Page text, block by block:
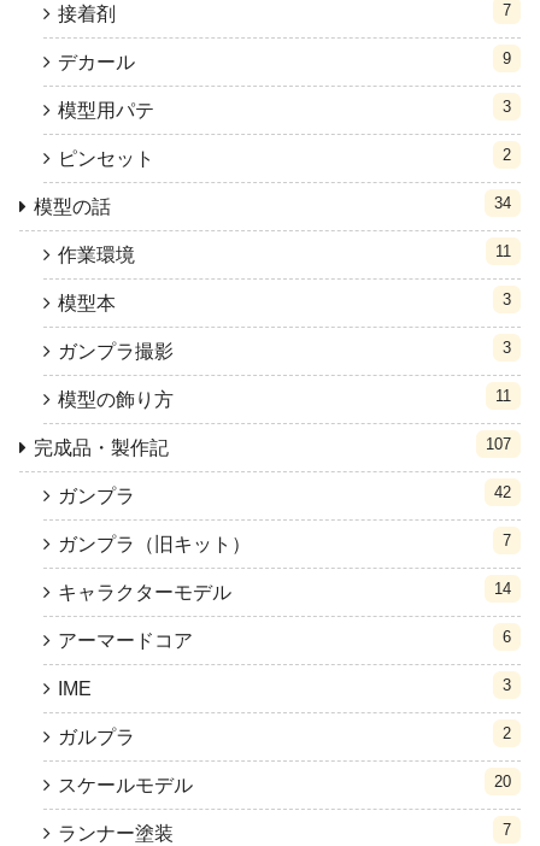
接着剤 7
デカール 9
模型用パテ 3
ピンセット 2
模型の話 34
作業環境 11
模型本 3
ガンプラ撮影 3
模型の飾り方 11
完成品・製作記 107
ガンプラ 42
ガンプラ（旧キット） 7
キャラクターモデル 14
アーマードコア 6
IME 3
ガルプラ 2
スケールモデル 20
ランナー塗装 7